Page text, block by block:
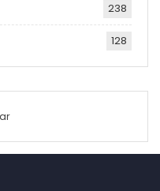
238
128